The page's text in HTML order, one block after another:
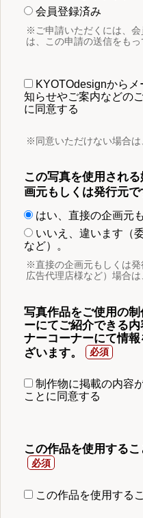
会員登録済み
※ご申請いただくには、
は、この申請の送信をもっ
KYOTOdesignから
知らせやご案内などの
に同意する
※同意いただけない場合は
この写真を使用され
画元もしくは発行元で
はい、直接の企画元
いいえ、違います（
など）。
※直接の企画元もしくは発
広告代理店様など）場合は
写真作品をご使用の
ーにてご紹介できる
ナーコーナーにて情
ざいます。
制作物に掲載の内容
ことに同意する
この作品を使用する
この作品を使用する